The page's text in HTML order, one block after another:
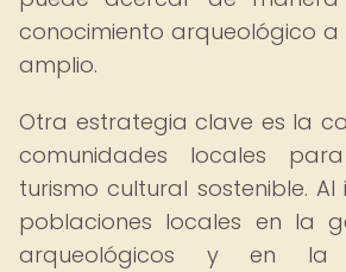
conocimiento arqueológico
amplio.
Otra estrategia clave es la
comunidades locales
turismo cultural sostenible.
poblaciones locales en la
arqueológicos y en la